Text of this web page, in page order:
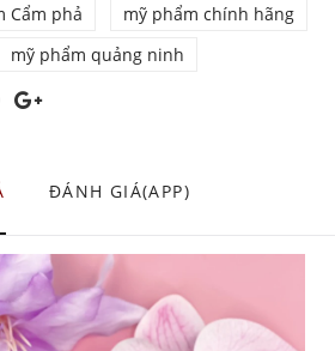
Cẩm phả
mỹ phẩm chính hãng
mỹ phẩm quảng ninh
ĐÁNH GIÁ(APP)